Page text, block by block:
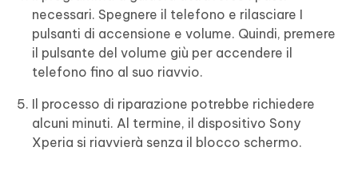
necessari. Spegnere il telefono e rilasciare I
pulsanti di accensione e volume. Quindi, premere
il pulsante del volume giù per accendere il
telefono fino al suo riavvio.
Il processo di riparazione potrebbe richiedere
alcuni minuti. Al termine, il dispositivo Sony
Xperia si riavvierà senza il blocco schermo.